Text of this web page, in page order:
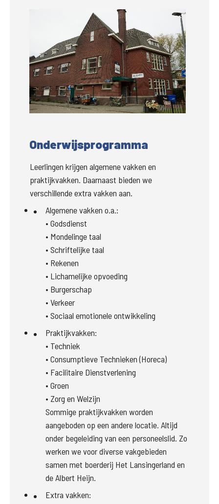
Onderwijsprogramma
Leerlingen krijgen algemene vakken en
praktijkvakken. Daarnaast bieden we
verschillende extra vakken aan.
Algemene vakken o.a.:
• Godsdienst
• Mondelinge taal
• Schriftelijke taal
• Rekenen
• Lichamelijke opvoeding
• Burgerschap
• Verkeer
• Sociaal emotionele ontwikkeling
Praktijkvakken:
• Techniek
• Consumptieve Technieken (Horeca)
• Facilitaire Dienstverlening
• Groen
• Zorg en Welzijn
Sommige praktijkvakken worden
aangeboden op een andere locatie. Altijd
onder begeleiding van een personeelslid. Zo
werken we voor diverse vakgebieden
samen met boerderij Het Lansingerland en
de Albert Heijn.
Extra vakken: